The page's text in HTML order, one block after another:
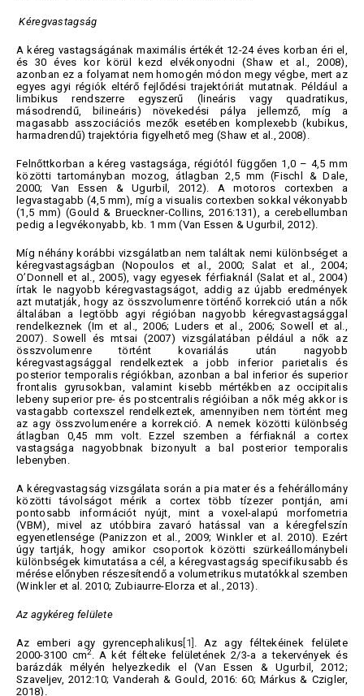
Kéregvastagság
A kéreg vastagságának maximális értékét 12-24 éves korban éri el,
és 30 éves kor körül kezd elvékonyodni (Shaw et al., 2008),
azonban ez a folyamat nem homogén módon megy végbe, mert az
egyes agyi régiók eltérő fejlődési trajektóriát mutatnak. Például a
limbikus rendszerre egyszerű (lineáris vagy quadratikus,
másodrendű, bilineáris) növekedési pálya jellemző, míg a
magasabb asszociációs mezők esetében komplexebb (kubikus,
harmadrendű) trajektória figyelhető meg (Shaw et al., 2008).
Felnőttkorban a kéreg vastagsága, régiótól függően 1,0 – 4,5 mm
közötti tartományban mozog, átlagban 2,5 mm (Fischl & Dale,
2000; Van Essen & Ugurbil, 2012). A motoros cortexben a
legvastagabb (4,5 mm), míg a visualis cortexben sokkal vékonyabb
(1,5 mm) (Gould & Brueckner-Collins, 2016:131), a cerebellumban
pedig a legvékonyabb, kb. 1 mm (Van Essen & Ugurbil, 2012).
Míg néhány korábbi vizsgálatban nem találtak nemi különbséget a
kéregvastagságban (Nopoulos et al., 2000; Salat et al., 2004;
O’Donnell et al., 2005), vagy egyesek férfiaknál (Salat et al., 2004)
írtak le nagyobb kéregvastagságot, addig az újabb eredmények
azt mutatják, hogy az összvolumenre történő korrekció után a nők
általában a legtöbb agyi régióban nagyobb kéregvastagsággal
rendelkeznek (Im et al., 2006; Luders et al., 2006; Sowell et al.,
2007). Sowell és mtsai (2007) vizsgálatában például a nők az
összvolumenre történt kovariálás után nagyobb
kéregvastagsággal rendelkeztek a jobb inferior parietalis és
posterior temporalis régiókban, azonban a bal inferior és superior
frontalis gyrusokban, valamint kisebb mértékben az occipitalis
lebeny superior pre- és postcentralis régióiban a nők még akkor is
vastagabb cortexszel rendelkeztek, amennyiben nem történt meg
az agy összvolumenére a korrekció. A nemek közötti különbség
átlagban 0,45 mm volt. Ezzel szemben a férfiaknál a cortex
vastagsága nagyobbnak bizonyult a bal posterior temporalis
lebenyben.
A kéregvastagság vizsgálata során a pia mater és a fehérállomány
közötti távolságot mérik a cortex több tízezer pontján, ami
pontosabb információt nyújt, mint a voxel-alapú morfometria
(VBM), mivel az utóbbira zavaró hatással van a kéregfelszín
egyenetlensége (Panizzon et al., 2009; Winkler et al. 2010). Ezért
úgy tartják, hogy amikor csoportok közötti szürkeállománybeli
különbségek kimutatása a cél, a kéregvastagság specifikusabb és
mérése előnyben részesítendő a volumetrikus mutatókkal szemben
(Winkler et al. 2010; Zubiaurre-Elorza et al., 2013).
Az agykéreg felülete
Az emberi agy gyrencephalikus [1] . Az agy féltekéinek felülete
2000-3100 cm2. A két félteke felületének 2/3-a a tekervények és
barázdák mélyén helyezkedik el (Van Essen & Ugurbil, 2012;
Szaveljev, 2012:10; Vanderah & Gould, 2016: 60; Márkus & Czigler,
2018).